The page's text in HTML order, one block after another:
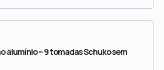
alumínio – 9 tomadas Schuko sem